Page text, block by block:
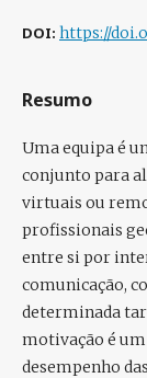
DOI: https://
Resumo
Uma equipa é
conjunto para
virtuais ou
profissionais
entre si por
comunicação,
determinada
motivação é
desempenho